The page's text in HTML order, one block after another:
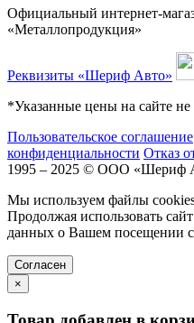
Официальный интернет-
«Металлопродукция»
Реквизиты «Шериф Авто»
*Указанные цены на сайте
Пользовательское соглашение
конфиденциальности Отказ
1995 – 2025 © ООО «Шериф
Мы используем файлы
Продолжая использовать
данных о Вашем посещении
Cогласен
×